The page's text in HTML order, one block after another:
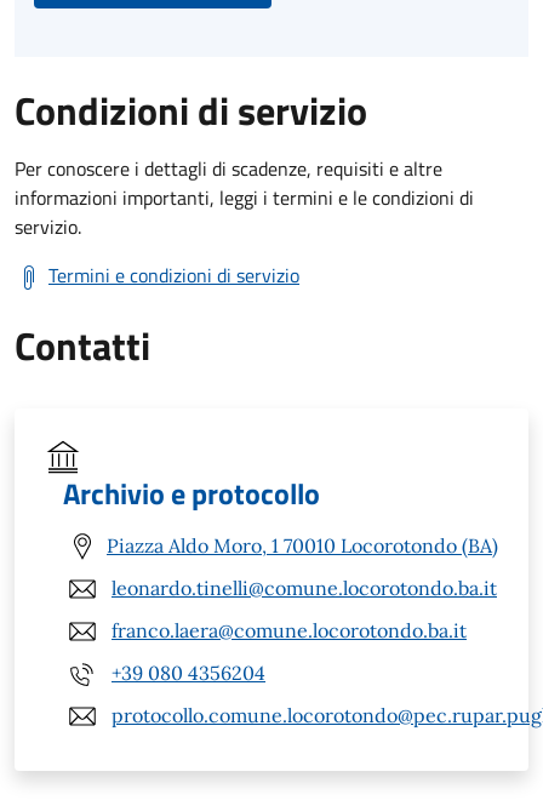
Condizioni di servizio
Per conoscere i dettagli di scadenze, requisiti e altre
informazioni importanti, leggi i termini e le condizioni di
servizio.
Termini e condizioni di servizio
Contatti
Archivio e protocollo
Piazza Aldo Moro, 1 70010 Locorotondo (BA)
leonardo.tinelli@comune.locorotondo.ba.it
franco.laera@comune.locorotondo.ba.it
+39 080 4356204